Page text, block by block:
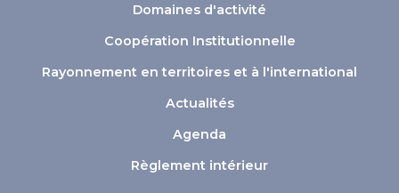
Domaines d'activité
Coopération Institutionnelle
Rayonnement en territoires et à l'international
Actualités
Agenda
Règlement intérieur